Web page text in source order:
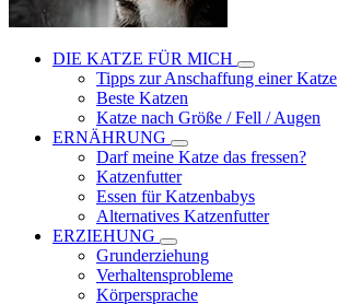
DIE KATZE FÜR MICH
Tipps zur Anschaffung einer Katze
Beste Katzen
Katze nach Größe / Fell / Augen
ERNÄHRUNG
Darf meine Katze das fressen?
Katzenfutter
Essen für Katzenbabys
Alternatives Katzenfutter
ERZIEHUNG
Grunderziehung
Verhaltensprobleme
Körpersprache